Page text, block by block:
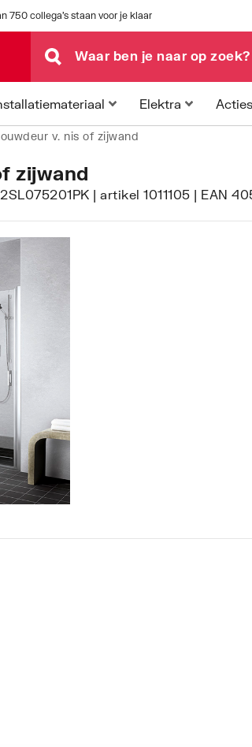
750 collega's staan voor je klaar
Elektra
v. nis of zijwand
zijwand
| artikel 1011105 | EAN